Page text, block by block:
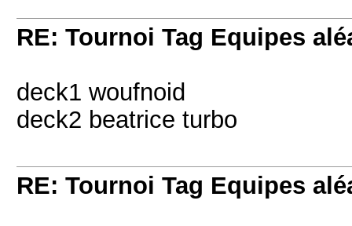
RE: Tournoi Tag Equipes
deck1 woufnoid
deck2 beatrice turbo
RE: Tournoi Tag Equipes